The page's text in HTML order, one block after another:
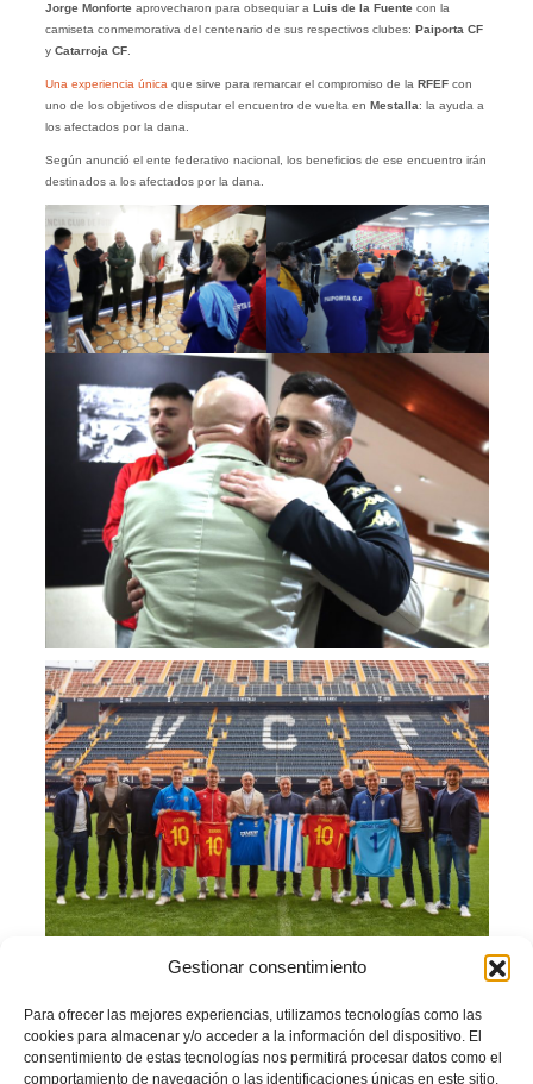
Gestionar consentimiento
Para ofrecer las mejores experiencias, utilizamos tecnologías como las
cookies para almacenar y/o acceder a la información del dispositivo. El
consentimiento de estas tecnologías nos permitirá procesar datos como el
comportamiento de navegación o las identificaciones únicas en este sitio.
Jorge Monforteaprovecharon para obsequiar a Luis de la Fuentecon la
camiseta conmemorativa del centenario de sus respectivos clubes: Paiporta CF
y Catarroja CF.
Una experiencia única que sirve para remarcar el compromiso de la RFEFcon
uno de los objetivos de disputar el encuentro de vuelta en Mestalla: la ayuda a
los afectados por la dana.
Según anunció el ente federativo nacional, los beneficios de ese encuentro irán
destinados a los afectados por la dana.
David Serra,Mario GarcíayJorge Greus
Españolay con las camisetas conmemorativas de los centenarios dePaiporta
CFy Catarroja CF.
Facebook
TwitterCompartir